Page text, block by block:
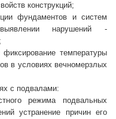
конструкций;
фундаментов и систем
нарушений -
температуры
в условиях вечномерзлых
с подвалами:
режима подвальных
устранение причин его